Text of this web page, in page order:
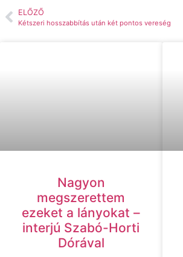
ELŐZŐ
Kétszeri hosszabbítás után két pontos vereség
Nagyon
megszerettem
ezeket a lányokat –
interjú Szabó-Horti
Dórával